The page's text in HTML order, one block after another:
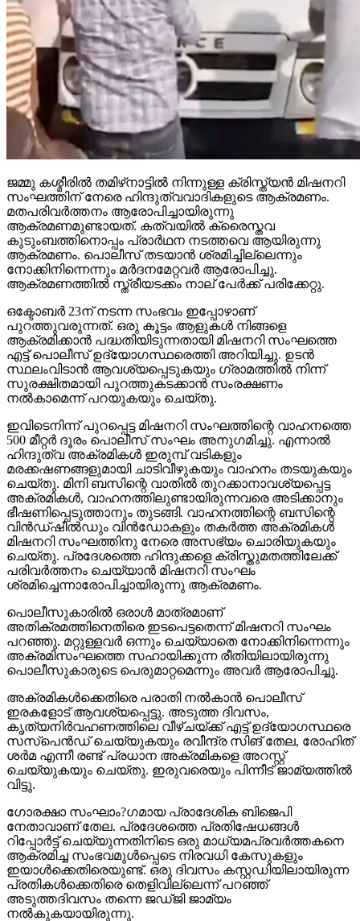
ജമ്മു കശ്മീരില്‍ തമിഴ്‌നാട്ടില്‍ നിന്നുള്ള ക്രിസ്ത്യന്‍ മിഷനറി
സംഘത്തിന് നേരെ ഹിന്ദുത്വവാദികളുടെ ആക്രമണം.
മതപരിവര്‍ത്തനം ആരോപിച്ചായിരുന്നു
ആക്രമണമുണ്ടായത്. കത്വയില്‍ ക്രൈസ്തവ
കുടുംബത്തിനൊപ്പം പ്രാര്‍ഥന നടത്തവെ ആയിരുന്നു
ആക്രമണം. പൊലീസ് തടയാന്‍ ശ്രമിച്ചില്ലെന്നും
നോക്കിനിന്നെന്നും മര്‍ദനമേറ്റവര്‍ ആരോപിച്ചു.
ആക്രമണത്തില്‍ സ്ത്രീയടക്കം നാല് പേര്‍ക്ക് പരിക്കേറ്റു.
ഒക്ടോബര്‍ 23ന് നടന്ന സംഭവം ഇപ്പോഴാണ്
പുറത്തുവരുന്നത്. ഒരു കൂട്ടം ആളുകള്‍ നിങ്ങളെ
ആക്രമിക്കാന്‍ പദ്ധതിയിടുന്നതായി മിഷനറി സംഘത്തെ
എട്ട് പൊലീസ് ഉദ്യോഗസ്ഥരെത്തി അറിയിച്ചു. ഉടന്‍
സ്ഥലംവിടാന്‍ ആവശ്യപ്പെടുകയും ഗ്രാമത്തില്‍ നിന്ന്
സുരക്ഷിതമായി പുറത്തുകടക്കാന്‍ സംരക്ഷണം
നല്‍കാമെന്ന് പറയുകയും ചെയ്തു.
ഇവിടെനിന്ന് പുറപ്പെട്ട മിഷനറി സംഘത്തിന്റെ വാഹനത്തെ
500 മീറ്റര്‍ ദൂരം പൊലീസ് സംഘം അനുഗമിച്ചു. എന്നാല്‍
ഹിന്ദുത്വ അക്രമികള്‍ ഇരുമ്പ് വടികളും
മരക്കഷണങ്ങളുമായി ചാടിവീഴുകയും വാഹനം തടയുകയും
ചെയ്തു. മിനി ബസിന്റെ വാതില്‍ തുറക്കാനാവശ്യപ്പെട്ട
അക്രമികള്‍, വാഹനത്തിലുണ്ടായിരുന്നവരെ അടിക്കാനും
ഭീഷണിപ്പെടുത്താനും തുടങ്ങി. വാഹനത്തിന്റെ ബസിന്റെ
വിന്‍ഡ്ഷീല്‍ഡും വിന്‍ഡോകളും തകര്‍ത്ത അക്രമികള്‍
മിഷനറി സംഘത്തിനു നേരെ അസഭ്യം ചൊരിയുകയും
ചെയ്തു. പ്രദേശത്തെ ഹിന്ദുക്കളെ ക്രിസ്തുമതത്തിലേക്ക്
പരിവര്‍ത്തനം ചെയ്യാന്‍ മിഷനറി സംഘം
ശ്രമിച്ചെന്നാരോപിച്ചായിരുന്നു ആക്രമണം.
പൊലീസുകാരില്‍ ഒരാള്‍ മാത്രമാണ്
അതിക്രമത്തിനെതിരെ ഇടപെട്ടതെന്ന് മിഷനറി സംഘം
പറഞ്ഞു. മറ്റുള്ളവര്‍ ഒന്നും ചെയ്യാതെ നോക്കിനിന്നെന്നും
അക്രമിസംഘത്തെ സഹായിക്കുന്ന രീതിയിലായിരുന്നു
പൊലീസുകാരുടെ പെരുമാറ്റമെന്നും അവര്‍ ആരോപിച്ചു.
അക്രമികള്‍ക്കെതിരെ പരാതി നല്‍കാന്‍ പൊലീസ്
ഇരകളോട് ആവശ്യപ്പെട്ടു. അടുത്ത ദിവസം,
കൃത്യനിര്‍വഹണത്തിലെ വീഴ്ചയ്ക്ക് എട്ട് ഉദ്യോഗസ്ഥരെ
സസ്‌പെന്‍ഡ് ചെയ്യുകയും രവീന്ദ്ര സിങ് തേല, രോഹിത്
ശര്‍മ എന്നീ രണ്ട് പ്രധാന അക്രമികളെ അറസ്റ്റ്
ചെയ്യുകയും ചെയ്തു. ഇരുവരെയും പിന്നീട് ജാമ്യത്തില്‍
വിട്ടു.
ഗോരക്ഷാ സംഘാം?ഗമായ പ്രാദേശിക ബിജെപി
നേതാവാണ് തേല. പ്രദേശത്തെ പ്രതിഷേധങ്ങള്‍
റിപ്പോര്‍ട്ട് ചെയ്യുന്നതിനിടെ ഒരു മാധ്യമപ്രവര്‍ത്തകനെ
ആക്രമിച്ച സംഭവമുള്‍പ്പെടെ നിരവധി കേസുകളും
ഇയാള്‍ക്കെതിരെയുണ്ട്. ഒരു ദിവസം കസ്റ്റഡിയിലായിരുന്ന
പ്രതികള്‍ക്കെതിരെ തെളിവില്ലെന്ന് പറഞ്ഞ്
അടുത്തദിവസം തന്നെ ജഡ്ജി ജാമ്യം
നല്‍കുകയായിരുന്നു.